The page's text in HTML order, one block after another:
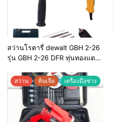
สว่านโรตารี่ dewalt GBH 2-26
รุ่น GBH 2-26 DFR ทุ่นทองแดง
สว่าน หินเจีย เครื่องมือช่าง